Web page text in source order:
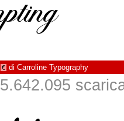
€ di Carroline Typography
5.642.095